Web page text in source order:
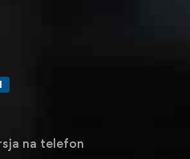
na telefon